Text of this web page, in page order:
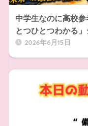
中学生なのに高校
とつひとつわかる
2026年6月15日